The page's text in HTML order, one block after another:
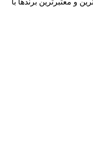
و معتبرترین برندها با